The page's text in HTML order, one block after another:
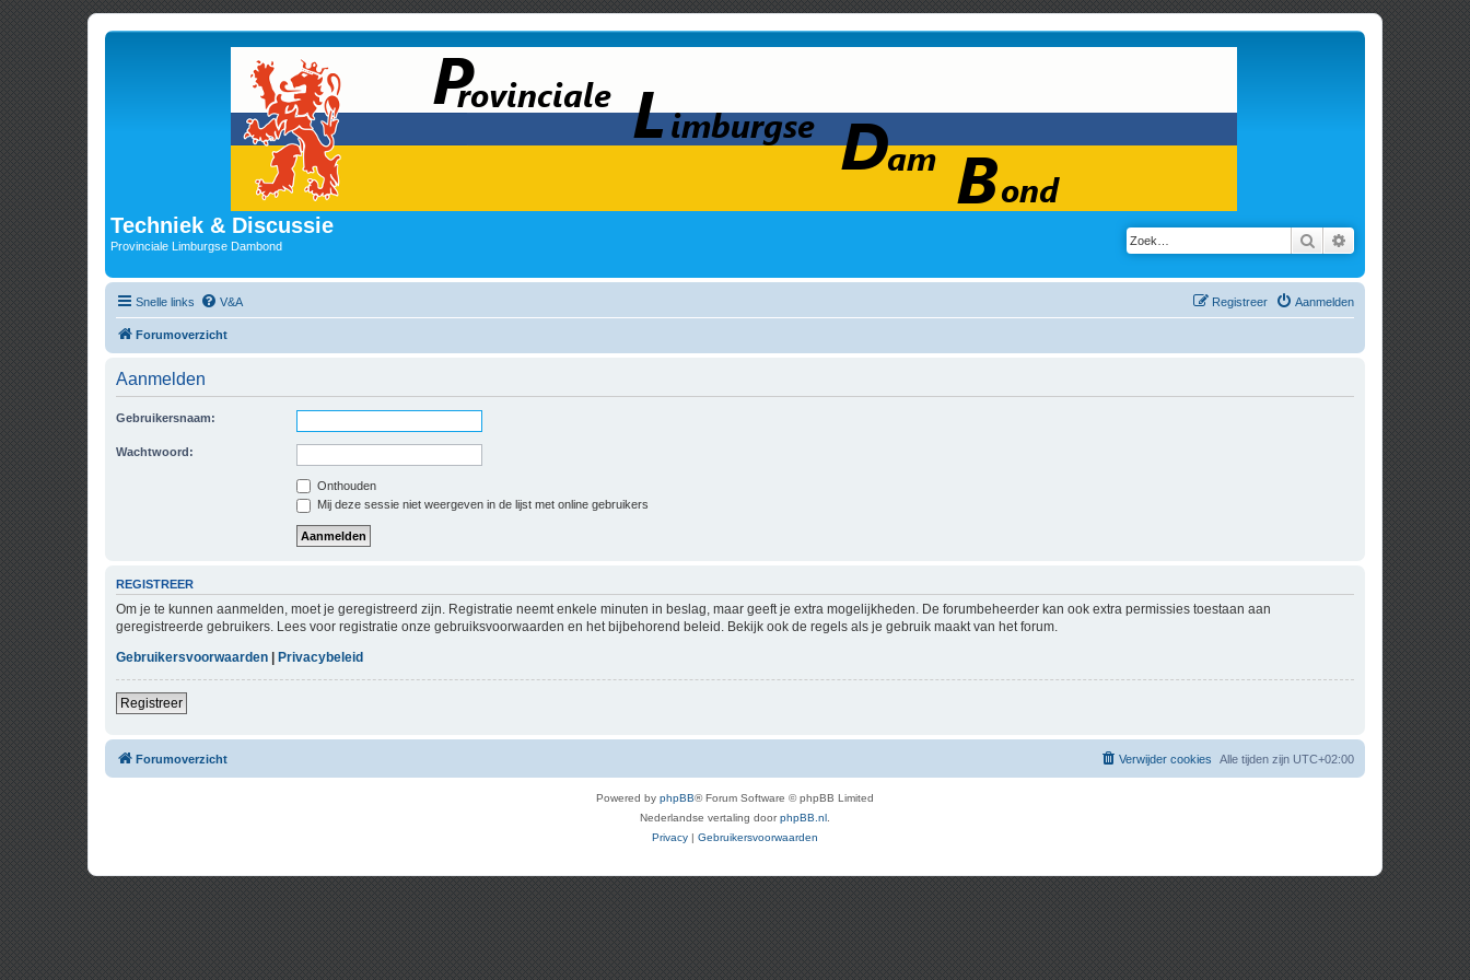
Techniek & Discussie
Provinciale Limburgse Dambond Zoek Uitgebreid zoeken
Snelle links V&A Aanmelden
Registreer
Forumoverzicht
Aanmelden
Gebruikersnaam:
Wachtwoord:
Onthouden
Mij deze sessie niet weergeven in de lijst met online gebruikers
REGISTREER
Om je te kunnen aanmelden, moet je geregistreerd zijn. Registratie neemt enkele minuten in beslag, maar geeft je extra mogelijkheden. De forumbeheerder kan ook extra permissies toestaan aan
geregistreerde gebruikers. Lees voor registratie onze gebruiksvoorwaarden en het bijbehorend beleid. Bekijk ook de regels als je gebruik maakt van het forum.
Gebruikersvoorwaarden
Privacybeleid
Registreer
Forumoverzicht Alle tijden zijn UTC+02:00
Verwijder cookies
Powered by phpBB® Forum Software © phpBB Limited
Nederlandse vertaling doorphpBB.nl.
Privacy | Gebruikersvoorwaarden